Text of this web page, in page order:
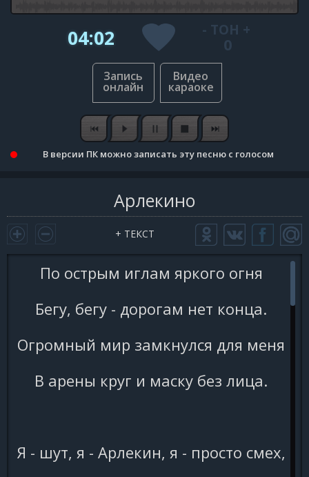
04:02 - ТОН +
0
В версии ПК можно записать эту песню с голосом
Арлекино
+ ТЕКСТ
По острым иглам яркого огня
Бегу, бегу - дорогам нет конца.
Огромный мир замкнулся для меня
В арены круг и маску без лица.
Я - шут, я - Арлекин, я - просто смех,